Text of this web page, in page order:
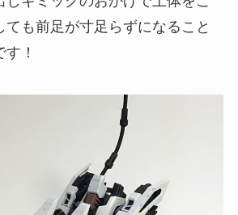
ても前足が寸足らずになること
！